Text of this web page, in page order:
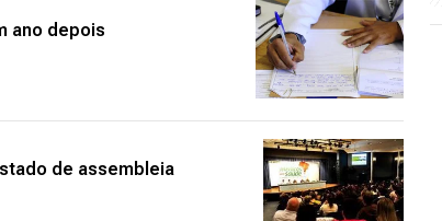
ano depois
de assembleia